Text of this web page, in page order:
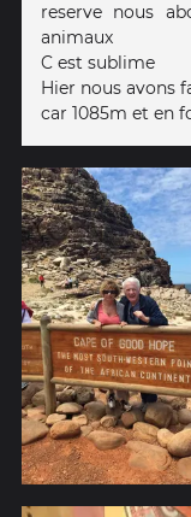
reserve nous
animaux
C est sublime
Hier nous avons
car 1085m et en